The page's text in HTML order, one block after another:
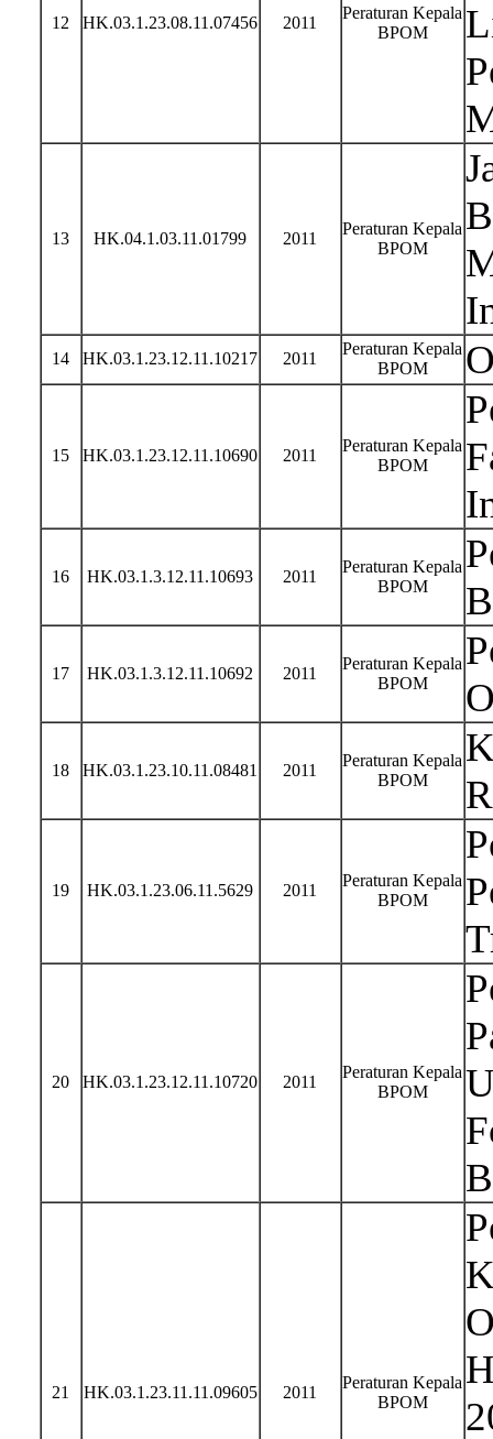
12 HK.03.1.23.08.11.07456 2011
Peraturan Kepala
BPOM
13 HK.04.1.03.11.01799 2011
Peraturan Kepala
BPOM
14 HK.03.1.23.12.11.10217 2011
Peraturan Kepala
BPOM
15 HK.03.1.23.12.11.10690 2011
Peraturan Kepala
BPOM
16 HK.03.1.3.12.11.10693 2011
Peraturan Kepala
BPOM
17 HK.03.1.3.12.11.10692 2011
Peraturan Kepala
BPOM
18 HK.03.1.23.10.11.08481 2011
Peraturan Kepala
BPOM
19 HK.03.1.23.06.11.5629 2011
Peraturan Kepala
BPOM
20 HK.03.1.23.12.11.10720 2011
Peraturan Kepala
BPOM
21 HK.03.1.23.11.11.09605 2011
Peraturan Kepala
BPOM